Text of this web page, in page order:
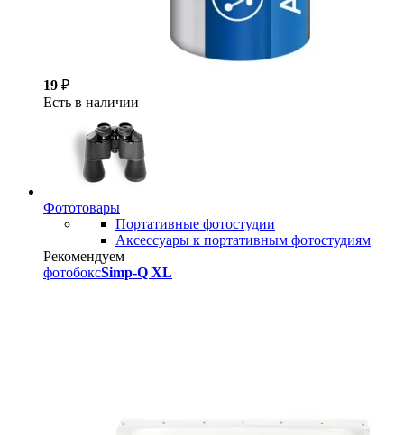
19 ₽
Есть в наличии
Фототовары
Портативные фотостудии
Аксессуары к портативным фотостудиям
Рекомендуем
фотобоксSimp-Q XL